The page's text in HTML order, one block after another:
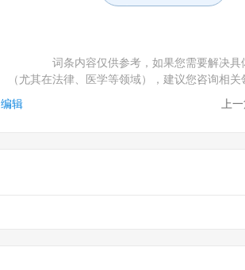
词条内容仅供参考，如果您需要解决具
（尤其在法律、医学等领域），建议您咨询相关
编辑 上